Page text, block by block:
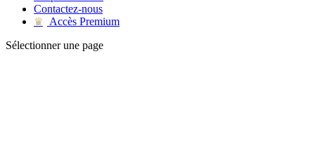
Contactez-nous
♛
Accès Premium
Sélectionner une page